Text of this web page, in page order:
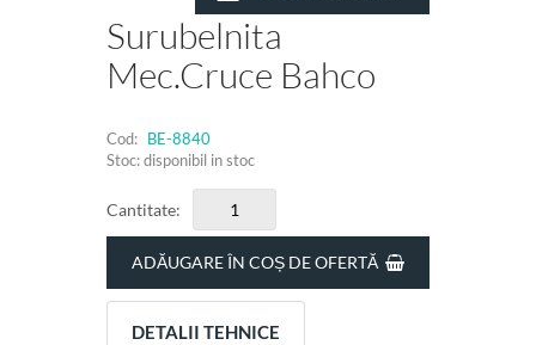
Surubelnita
Mec.cruce Bahco
Cod: BE-8840
Stoc: disponibil in stoc
Cantitate:
DETALII TEHNICE